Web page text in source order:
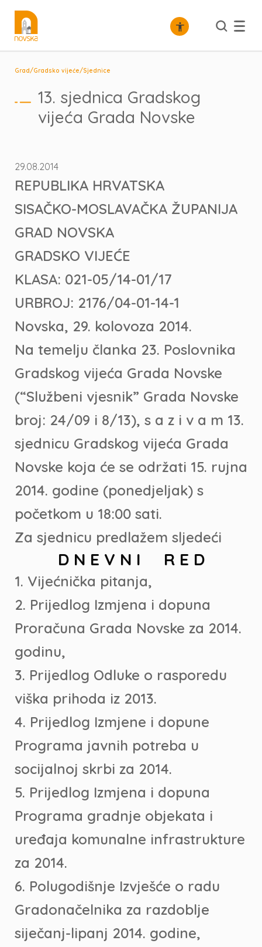
Grad/Gradsko vijeće/Sjednice
13. sjednica Gradskog
vijeća Grada Novske
29.08.2014
REPUBLIKA HRVATSKA
SISAČKO-MOSLAVAČKA ŽUPANIJA
GRAD NOVSKA
GRADSKO VIJEĆE
KLASA: 021-05/14-01/17
URBROJ: 2176/04-01-14-1
Novska, 29. kolovoza 2014.
Na temelju članka 23. Poslovnika
Gradskog vijeća Grada Novske
(“Službeni vjesnik” Grada Novske
broj: 24/09 i 8/13), s a z i v a m 13.
sjednicu Gradskog vijeća Grada
Novske koja će se održati 15. rujna
2014. godine (ponedjeljak) s
početkom u 18:00 sati.
Za sjednicu predlažem sljedeći
D N E V N I R E D
1. Vijećnička pitanja,
2. Prijedlog Izmjena i dopuna
Proračuna Grada Novske za 2014.
godinu,
3. Prijedlog Odluke o rasporedu
viška prihoda iz 2013.
4. Prijedlog Izmjene i dopune
Programa javnih potreba u
socijalnoj skrbi za 2014.
5. Prijedlog Izmjena i dopuna
Programa gradnje objekata i
uređaja komunalne infrastrukture
za 2014.
6. Polugodišnje Izvješće o radu
Gradonačelnika za razdoblje
siječanj-lipanj 2014. godine,